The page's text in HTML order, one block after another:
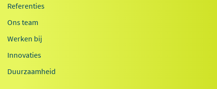
Referenties
Ons team
Werken bij
Innovaties
Duurzaamheid